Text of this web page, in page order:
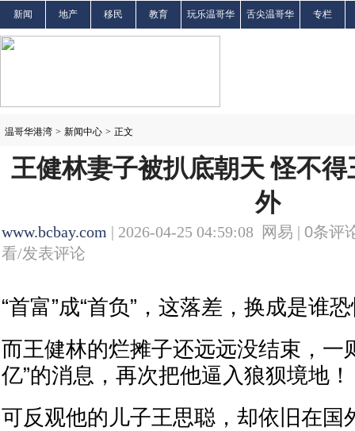
新闻 地产 移民 教育 玩乐温哥华 舌尖温哥华 专栏
温哥华港湾 > 新闻中心 > 正文
王健林妻子被扒底朝天 怪不
外
www.bcbay.com | 2026-04-25 04:59:08 网易 | 0条评
看/发表评论
“首富”成“首负”，这落差，换成是谁
而王健林的烂摊子还远远没结束，一
亿”的消息，再次把他逼入狼狈境地！
可反观他的儿子王思聪，却依旧在国